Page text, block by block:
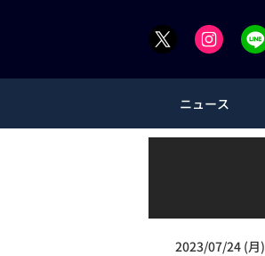
ニュース
2023/07/24 (月)